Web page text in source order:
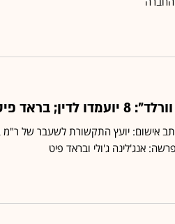
פיט נפל קורבן
אישום: יועץ התקשורת לשעבר של ר"מ
אנג'לינה ג'ולי ובראד פיט